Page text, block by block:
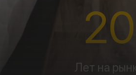
20
Лет на